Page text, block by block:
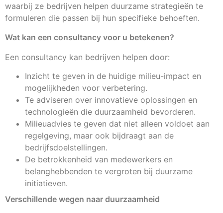
waarbij ze bedrijven helpen duurzame strategieën te
formuleren die passen bij hun specifieke behoeften.
Wat kan een consultancy voor u betekenen?
Een consultancy kan bedrijven helpen door:
Inzicht te geven in de huidige milieu-impact en
mogelijkheden voor verbetering.
Te adviseren over innovatieve oplossingen en
technologieën die duurzaamheid bevorderen.
Milieuadvies te geven dat niet alleen voldoet aan
regelgeving, maar ook bijdraagt aan de
bedrijfsdoelstellingen.
De betrokkenheid van medewerkers en
belanghebbenden te vergroten bij duurzame
initiatieven.
Verschillende wegen naar duurzaamheid